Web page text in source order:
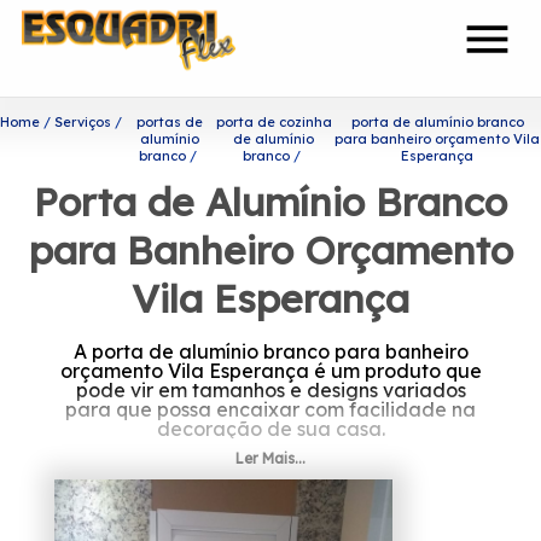
menu
Home Serviços
portas de
alumínio
branco
porta de cozinha
de alumínio
branco
porta de alumínio branco
para banheiro orçamento Vila
Esperança
Porta de Alumínio Branco
para Banheiro Orçamento
Vila Esperança
A porta de alumínio branco para banheiro
orçamento Vila Esperança é um produto que
pode vir em tamanhos e designs variados
para que possa encaixar com facilidade na
decoração de sua casa.
Descubra mais sobre porta de
alumínio branco para
Ler Mais...